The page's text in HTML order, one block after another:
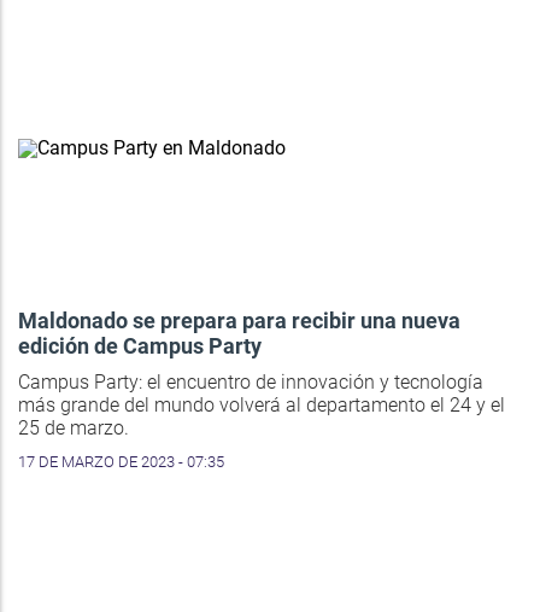
Maldonado se prepara para recibir una nueva
edición de Campus Party
Campus Party: el encuentro de innovación y tecnología
más grande del mundo volverá al departamento el 24 y el
25 de marzo.
17 DE MARZO DE 2023 - 07:35